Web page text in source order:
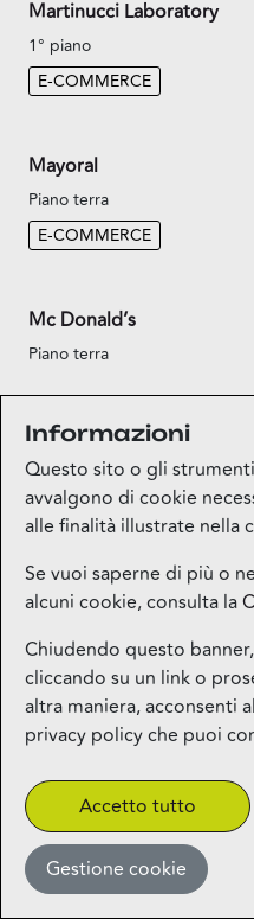
Martinucci Laboratory
1° piano
E-COMMERCE
Mayoral
Piano terra
E-COMMERCE
Mc Donald’s
Piano terra
Medi-market
Piano terra
Mila Beauty Lounge
Piano terra
Milos – Greek Food –
Soon
1° piano
CLICK&COLLECT
Miniso
Informazioni
Questo sito o gli
avvalgono di cookie
alle finalità illustrate nella
Se vuoi saperne di più o
alcuni cookie, consulta la
Chiudendo questo
cliccando su un link o
altra maniera, acconsenti
privacy policy che puoi
Accetto tutto
Gestione cookie